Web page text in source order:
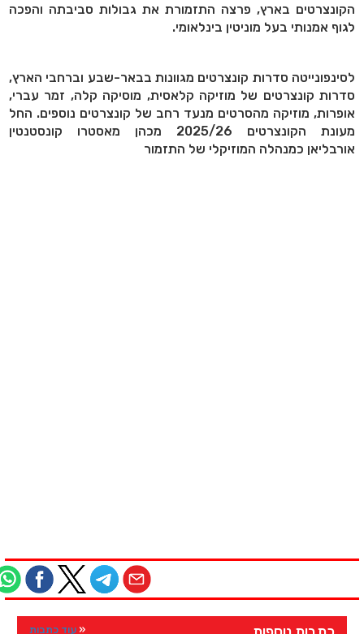
הקונצרטים בארץ, פרצה התזמורת את גבולות סביבתה והפכה
לגוף אמנותי בעל מוניטין בינלאומי.
לסינפונייטה סדרות קונצרטים מגוונות בבאר-שבע וברחבי הארץ,
סדרות קונצרטים של מוזיקה קלאסית, מוסיקה קלה, זמר עברי,
אופרות, מוזיקה מהסרטים מנעד רחב של קונצרטים נוספים. החל
מעונת הקונצרטים 2025/26 מכהן מאסטרו קונסטנטין
אורבליאן כמנהלה המוזיקלי של התזמור
עוד כתבות